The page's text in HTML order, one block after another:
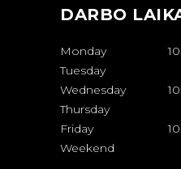
DARBO
Monday
Tuesday
Wednesday
Thursday
Friday
Weekend